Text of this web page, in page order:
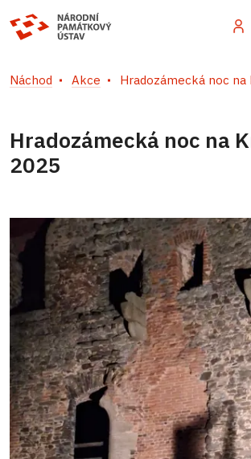
Náchod Akce Hradozámecká noc na
Hradozámecká noc na
2025